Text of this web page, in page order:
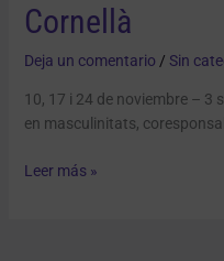
Cornellà
Deja un comentario / Sin
10, 17 i 24 de noviembre – 3
en masculinitats,
Leer más »